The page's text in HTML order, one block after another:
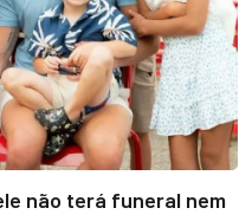
não terá funeral nem